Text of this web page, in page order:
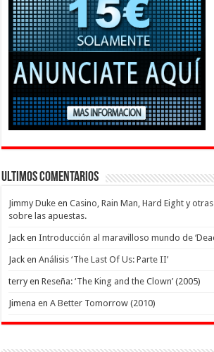
Ultimos Comentarios
Jimmy Duke enCasino, Rain Man, Hard Eight y
sobre las apuestas.
Jack enIntroducción al maravilloso mundo de
Jack enAnálisis ‘The Last Of Us: Parte II’
terryenReseña: ‘The King and the Clown’ (2005)
Jimena enA Better Tomorrow (2010)